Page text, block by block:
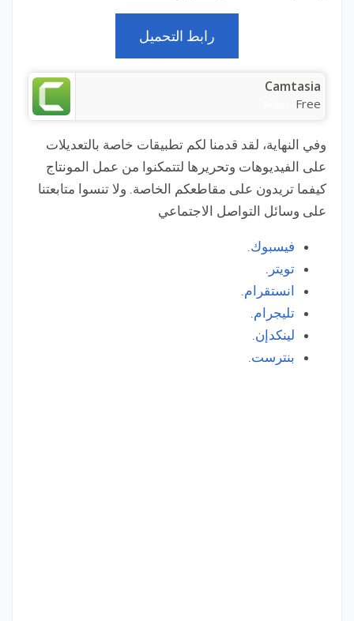
رابط التحميل
Camtasia
Free
وفي النهاية، لقد قدمنا لكم تطبيقات خاصة بالتعديلات
على الفيديوهات وتحريرها لتتمكنوا من عمل المونتاج
كيفما تريدون على مقاطعكم الخاصة. ولا تنسوا متابعتنا
على وسائل التواصل الاجتماعي
فيسبوك.
تويتر .
انستقرام.
تليجرام.
لينكدإن.
بنترست.